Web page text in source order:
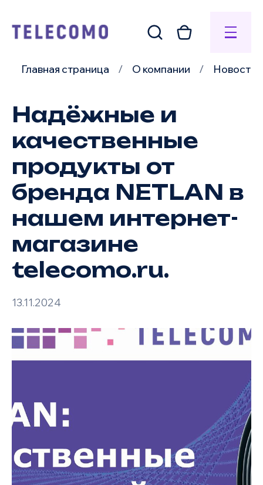
Главная страница О компании Новости
Надёжные и
качественные
продукты от
бренда NETLAN в
нашем интернет-
магазине
telecomo.ru.
13.11.2024